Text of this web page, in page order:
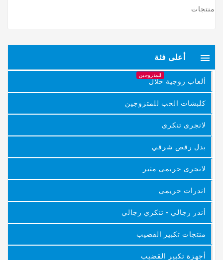
منتجات
أعلى فئة 
ألعاب زوجية حلال
للمتزوجين
كلبشات الحب للمتزوجين
لانجرى تنكرى
بدل رقص شرقي
لانجرى حريمى مثير
اندرات حريمى
أندر رجالي - تنكري رجالي
منتجات تكبير القضيب
أجهزة تكبير القضيب